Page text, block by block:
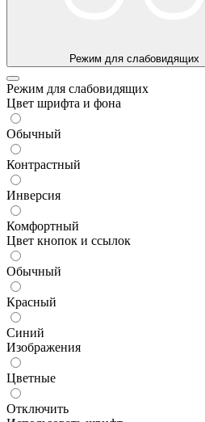
Режим для слабовидящих
Режим для слабовидящих
Цвет шрифта и фона
Обычный
Контрастный
Инверсия
Комфортный
Цвет кнопок и ссылок
Обычный
Красный
Синий
Изображения
Цветные
Отключить